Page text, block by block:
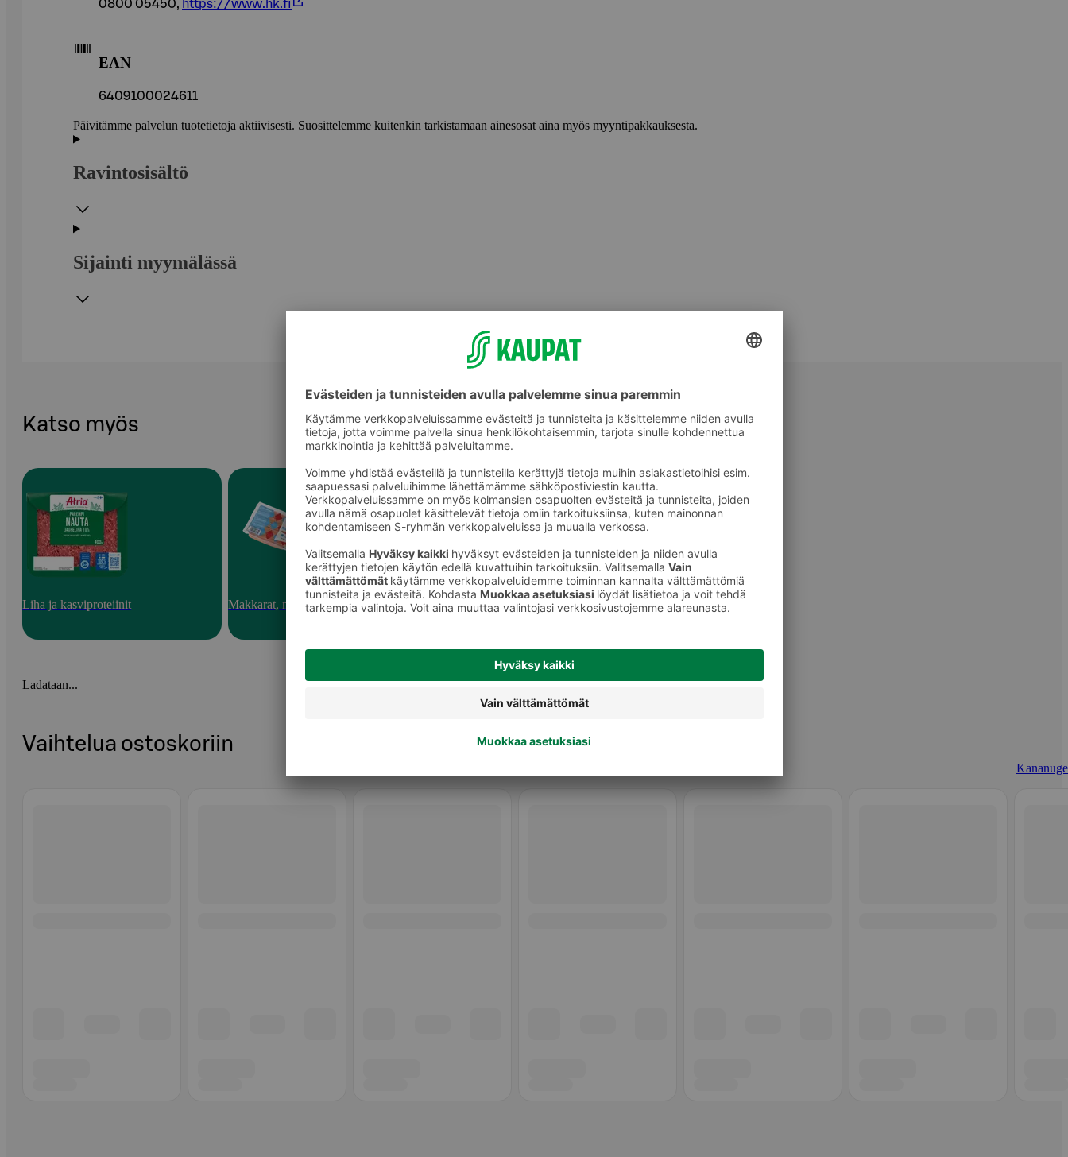
0800 05450, https://www.hk.fi
EAN
6409100024611
Päivitämme palvelun tuotetietoja aktiivisesti. Suosittelemme kuitenkin tarkistamaan ainesosat aina myös myyntipakkauksesta.
Ravintosisältö
Sijainti myymälässä
Katso myös
Liha ja kasviproteiinit Makkarat, nakit ja pekonit Kananugetit
Ladataan...
Vaihtelua ostoskoriin